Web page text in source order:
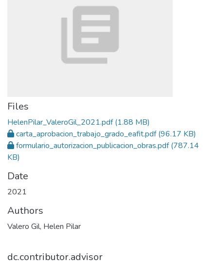
Files
HelenPilar_ValeroGil_2021.pdf(1.88 MB)
carta_aprobacion_trabajo_grado_eafit.pdf(96.17 KB)
formulario_autorizacion_publicacion_obras.pdf(787.14
KB)
Date
2021
Authors
Valero Gil, Helen Pilar
dc.contributor.advisor